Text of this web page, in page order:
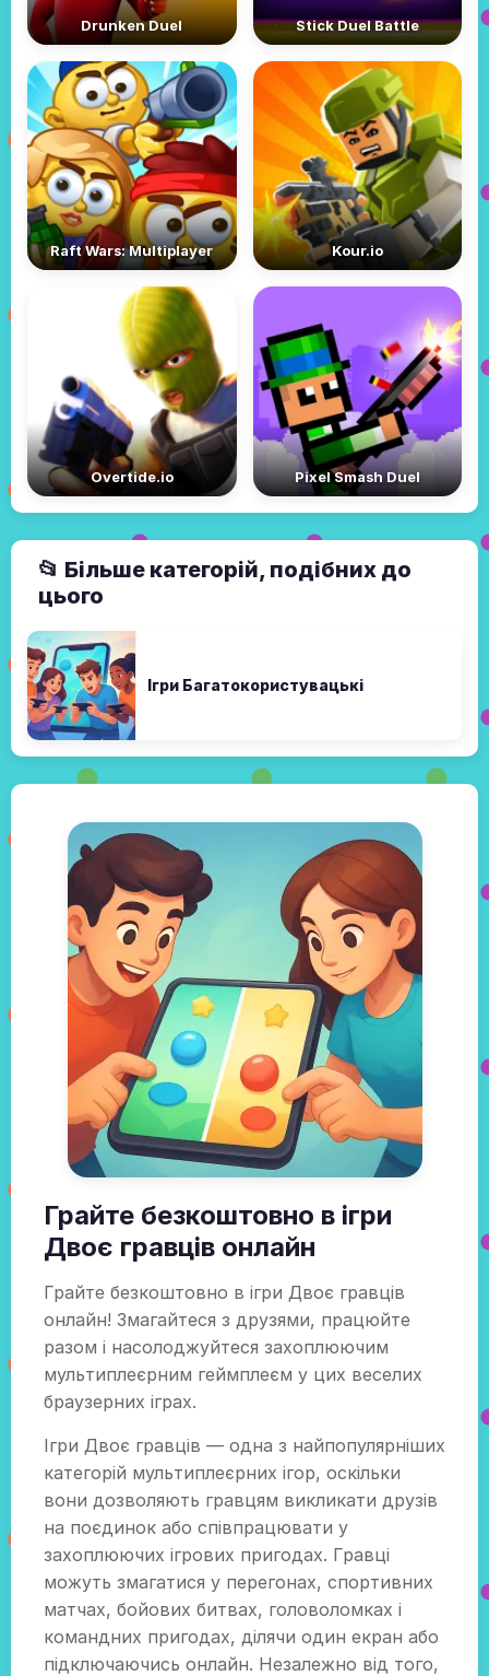
Drunken Duel Stick Duel Battle
Raft Wars: Multiplayer Kour.io
Overtide.io Pixel Smash Duel
📂 Більше категорій, подібних до
цього
Ігри Багатокористувацькі
Грайте безкоштовно в ігри
Двоє гравців онлайн
Грайте безкоштовно в ігри Двоє гравців
онлайн! Змагайтеся з друзями, працюйте
разом і насолоджуйтеся захоплюючим
мультиплеєрним геймплеєм у цих веселих
браузерних іграх.
Ігри Двоє гравців — одна з найпопулярніших
категорій мультиплеєрних ігор, оскільки
вони дозволяють гравцям викликати друзів
на поєдинок або співпрацювати у
захоплюючих ігрових пригодах. Гравці
можуть змагатися у перегонах, спортивних
матчах, бойових битвах, головоломках і
командних пригодах, ділячи один екран або
підключаючись онлайн. Незалежно від того,